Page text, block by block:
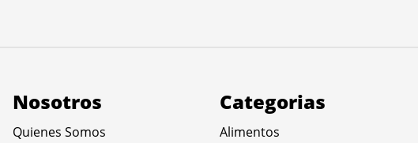
Nosotros
Quienes Somos
Categorias
Alimentos